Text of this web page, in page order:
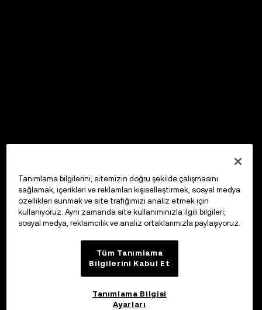
Tanımlama bilgilerini; sitemizin doğru şekilde çalışmasını
sağlamak, içerikleri ve reklamları kişiselleştirmek, sosyal medya
özellikleri sunmak ve site trafiğimizi analiz etmek için
kullanıyoruz. Aynı zamanda site kullanımınızla ilgili bilgileri;
sosyal medya, reklamcılık ve analiz ortaklarımızla paylaşıyoruz.
Tüm Tanımlama
Bilgilerini Kabul Et
Tanımlama Bilgisi
Ayarları